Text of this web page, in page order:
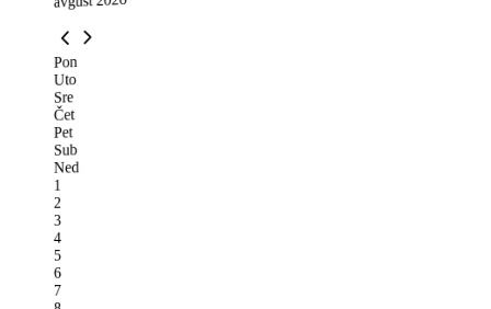
Pon
Uto
Sre
Čet
Pet
Sub
Ned
1
2
3
4
5
6
7